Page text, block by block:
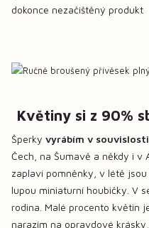
dokonce nezačištěný produkt
Květiny si z 90%
Šperky vyrábím v
Čech, na Šumavě a někdy i v
zaplaví pomněnky, v létě
lupou miniaturní houbičky. V
rodina. Malé procento květin
narazím na opravdové